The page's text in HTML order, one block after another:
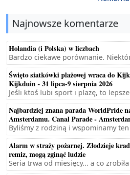
Najnowsze komentarze
Holandia (i Polska) w liczbach
Bardzo ciekawe porównanie.
Święto siatkówki plażowej wraca do
Kijkduin - 31 lipca-9 sierpnia 2026
Jeśli ktoś lubi sport i plażę, to
Najbardziej znana parada WorldPride
Amsterdamu. Canal Parade -
Byliśmy z rodziną i wspominamy
Alarm w straży pożarnej. Złodzieje
remiz, mogą zginąć ludzie
Seria trwa od miesięcy... a co